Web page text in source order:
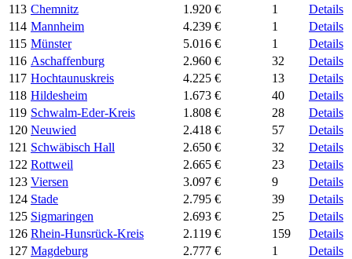
113 Chemnitz 1.920 € 1
Details
114 Mannheim 4.239 € 1
Details
115 Münster 5.016 € 1
Details
116 Aschaffenburg 2.960 € 32
Details
117 Hochtaunuskreis 4.225 € 13
Details
118 Hildesheim 1.673 € 40
Details
119 Schwalm-Eder-Kreis 1.808 € 28
Details
120 Neuwied 2.418 € 57
Details
121 Schwäbisch Hall 2.650 € 32
Details
122 Rottweil 2.665 € 23
Details
123 Viersen 3.097 € 9
Details
124 Stade 2.795 € 39
Details
125 Sigmaringen 2.693 € 25
Details
126 Rhein-Hunsrück-Kreis 2.119 € 159
Details
127 Magdeburg 2.777 € 1
Details